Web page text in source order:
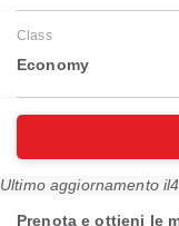
Class
Economy
Ultimo aggiornamento il
Prenota e ottieni le